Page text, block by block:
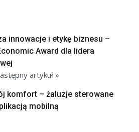
innowacje i etykę biznesu –
Award dla lidera
artykuł »
komfort – żaluzje sterowane
mobilną